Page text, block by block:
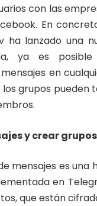
con las
En
ha lanzado una
ya es
en
grupos pueden
y crear
mensajes es una
en
que están